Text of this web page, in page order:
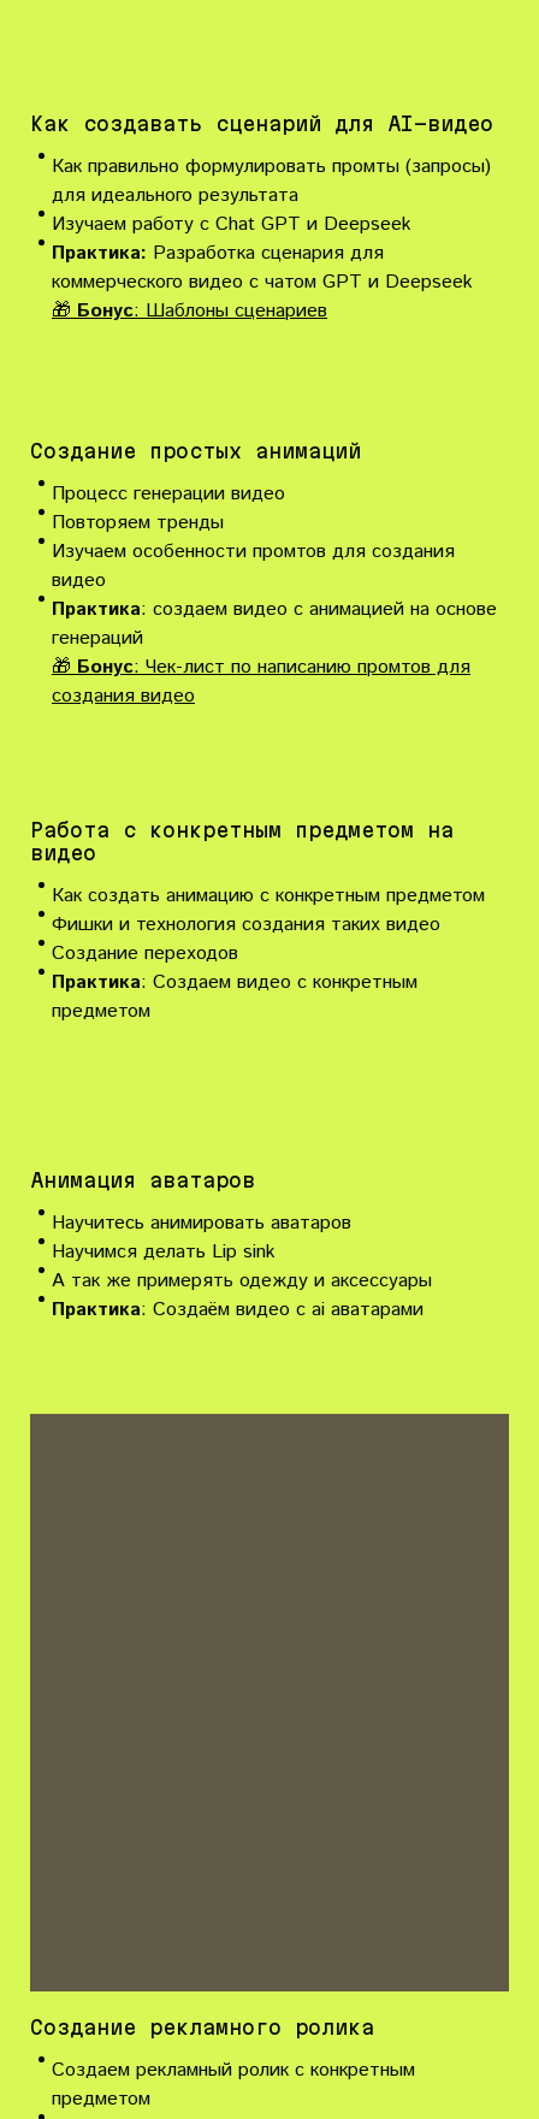
Как создавать сценарий для AI-видео
Как правильно формулировать промты (запросы)
для идеального результата
Изучаем работу с Chat GPT и Deepseek
Практика: Разработка сценария для
коммерческого видео с чатом GPT и Deepseek
🎁Бонус: Шаблоны сценариев
Создание простых анимаций
Процесс генерации видео
Повторяем тренды
Изучаем особенности промтов для создания
видео
Практика: создаем видео с анимацией на основе
генераций
🎁Бонус: Чек-лист по написанию промтов для
создания видео
Работа с конкретным предметом на
видео
Как создать анимацию с конкретным предметом
Фишки и технология создания таких видео
Создание переходов
Практика: Создаем видео с конкретным
предметом
Анимация аватаров
Научитесь анимировать аватаров
Научимся делать Lip sink
А так же примерять одежду и аксессуары
Практика: Создаём видео с ai аватарами
Создание рекламного ролика
Создаем рекламный ролик с конкретным
предметом